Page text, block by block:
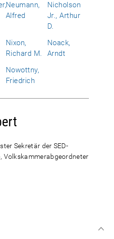
Neumann,
Alfred
Nicholson
Jr., Arthur
D.
Nixon,
Richard M.
Noack,
Arndt
Nowottny,
Friedrich
Sekretär der SED-
Volkskammerabgeordneter